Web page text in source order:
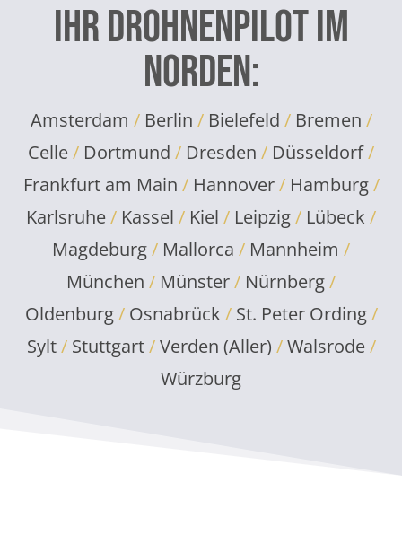
Ihr Drohnenpilot im
Norden:
Amsterdam / Berlin / Bielefeld / Bremen /
Celle/ Dortmund / Dresden / Düsseldorf/
Frankfurt am Main / Hannover / Hamburg /
Karlsruhe/ Kassel / Kiel / Leipzig/ Lübeck /
Magdeburg/ Mallorca / Mannheim /
München / Münster/ Nürnberg/
Oldenburg / Osnabrück / St. Peter Ording /
Sylt / Stuttgart /Verden (Aller) /Walsrode /
Würzburg